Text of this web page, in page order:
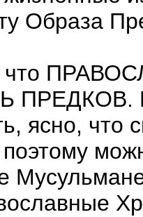
Образа
что
ПРЕДКОВ.
ясно, что